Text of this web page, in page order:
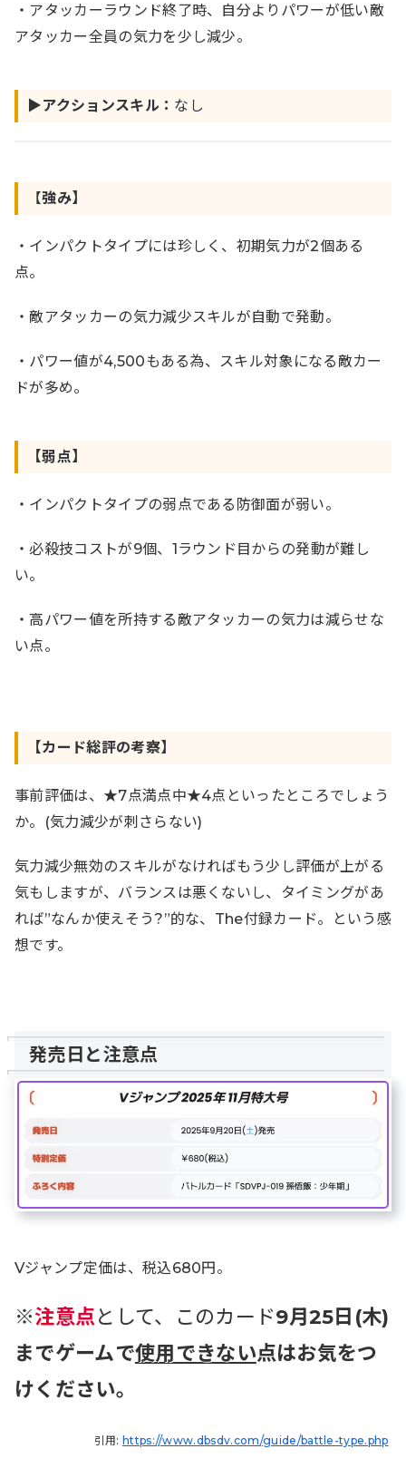
・アタッカーラウンド終了時、自分よりパワーが低い敵
アタッカー全員の気力を少し減少。
▶︎アクションスキル： なし
【強み】
・インパクトタイプには珍しく、初期気力が2個ある
点。
・敵アタッカーの気力減少スキルが自動で発動。
・パワー値が4,500もある為、スキル対象になる敵カー
ドが多め。
【弱点】
・インパクトタイプの弱点である防御面が弱い。
・必殺技コストが9個、1ラウンド目からの発動が難し
い。
・高パワー値を所持する敵アタッカーの気力は減らせな
い点。
【カード総評の考察】
事前評価は、★7点満点中★4点といったところでしょう
か。(気力減少が刺さらない)
気力減少無効のスキルがなければもう少し評価が上がる
気もしますが、バランスは悪くないし、タイミングがあ
れば”なんか使えそう?”的な、The付録カード。という感
想です。
発売日と注意点
Vジャンプ定価は、税込680円。
※注意点として、このカード9月25日(木)
までゲームで使用できない点はお気をつ
けください。
引用: https://www.dbsdv.com/guide/battle-type.php